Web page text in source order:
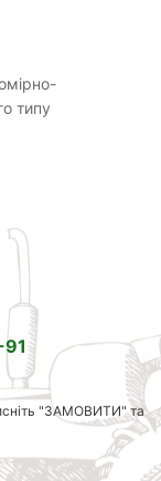
типу
"ЗАМОВИТИ" та